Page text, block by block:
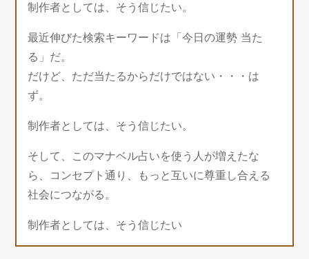
制作者としては、そう信じたい。
最近伸びた検索キーワードは「今日の運勢 当た
る」だ。
だけど、ただ当たるからだけではない・・・は
ず。
制作者としては、そう信じたい。
そして、このマナベル占いを使う人が増えたな
ら、コンセプト通り、もっと互いに尊重し合える
社会につながる。
制作者としては、そう信じたい